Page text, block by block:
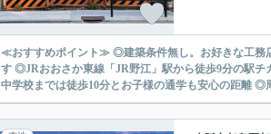
≪おすすめポイント≫ ◎建築条件無し。お好きな工務
す ◎JRおおさか東線「JR野江」駅から徒歩9分の駅
中学校までは徒歩10分とお子様の通学も安心の距離 ◎